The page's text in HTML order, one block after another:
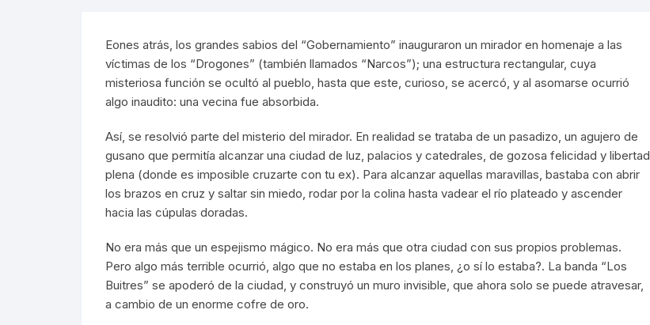
Eones atrás, los grandes sabios del “Gobernamiento” inauguraron un mirador en homenaje a las
víctimas de los “Drogones” (también llamados “Narcos”); una estructura rectangular, cuya
misteriosa función se ocultó al pueblo, hasta que este, curioso, se acercó, y al asomarse ocurrió
algo inaudito: una vecina fue absorbida.
Así, se resolvió parte del misterio del mirador. En realidad se trataba de un pasadizo, un agujero de
gusano que permitía alcanzar una ciudad de luz, palacios y catedrales, de gozosa felicidad y libertad
plena (donde es imposible cruzarte con tu ex). Para alcanzar aquellas maravillas, bastaba con abrir
los brazos en cruz y saltar sin miedo, rodar por la colina hasta vadear el río plateado y ascender
hacia las cúpulas doradas.
No era más que un espejismo mágico. No era más que otra ciudad con sus propios problemas.
Pero algo más terrible ocurrió, algo que no estaba en los planes, ¿o sí lo estaba?. La banda “Los
Buitres” se apoderó de la ciudad, y construyó un muro invisible, que ahora solo se puede atravesar,
a cambio de un enorme cofre de oro.